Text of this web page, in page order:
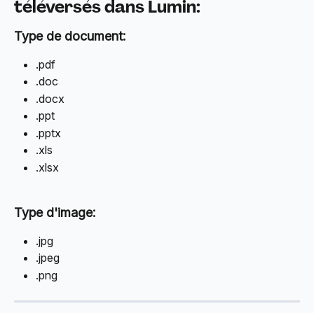
téléversés dans Lumin:
Type de document:
.pdf
.doc
.docx
.ppt
.pptx
.xls
.xlsx
Type d'image:
.jpg
.jpeg
.png